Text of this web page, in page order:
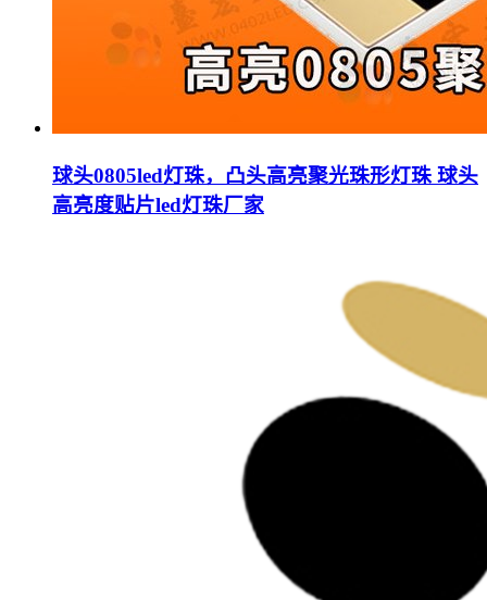
球头0805led灯珠，凸头高亮聚光珠形灯珠 球头
高亮度贴片led灯珠厂家